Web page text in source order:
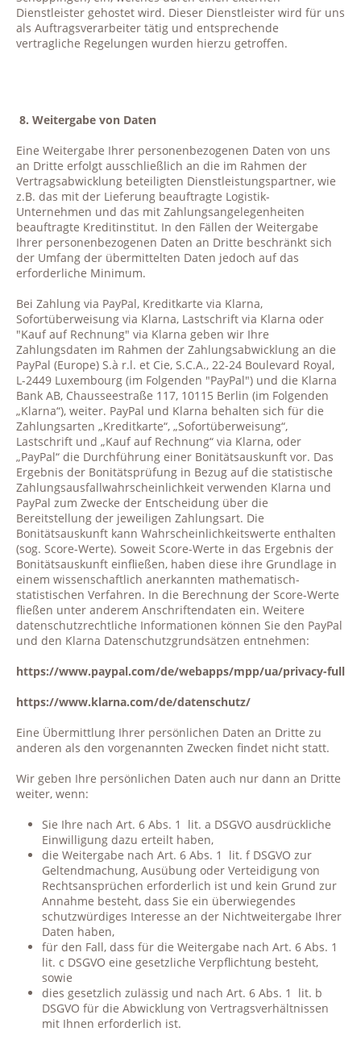
Dienstleister gehostet wird. Dieser Dienstleister wird für uns
als Auftragsverarbeiter tätig und entsprechende
vertragliche Regelungen wurden hierzu getroffen.
8. Weitergabe von Daten
Eine Weitergabe Ihrer personenbezogenen Daten von uns
an Dritte erfolgt ausschließlich an die im Rahmen der
Vertragsabwicklung beteiligten Dienstleistungspartner, wie
z.B. das mit der Lieferung beauftragte Logistik-
Unternehmen und das mit Zahlungsangelegenheiten
beauftragte Kreditinstitut. In den Fällen der Weitergabe
Ihrer personenbezogenen Daten an Dritte beschränkt sich
der Umfang der übermittelten Daten jedoch auf das
erforderliche Minimum.
Bei Zahlung via PayPal, Kreditkarte via Klarna,
Sofortüberweisung via Klarna, Lastschrift via Klarna oder
"Kauf auf Rechnung" via Klarna geben wir Ihre
Zahlungsdaten im Rahmen der Zahlungsabwicklung an die
PayPal (Europe) S.à r.l. et Cie, S.C.A., 22-24 Boulevard Royal,
L-2449 Luxembourg (im Folgenden "PayPal") und die Klarna
Bank AB, Chausseestraße 117, 10115 Berlin (im Folgenden
„Klarna“), weiter. PayPal und Klarna behalten sich für die
Zahlungsarten „Kreditkarte“, „Sofortüberweisung“,
Lastschrift und „Kauf auf Rechnung“ via Klarna, oder
„PayPal“ die Durchführung einer Bonitätsauskunft vor. Das
Ergebnis der Bonitätsprüfung in Bezug auf die statistische
Zahlungsausfallwahrscheinlichkeit verwenden Klarna und
PayPal zum Zwecke der Entscheidung über die
Bereitstellung der jeweiligen Zahlungsart. Die
Bonitätsauskunft kann Wahrscheinlichkeitswerte enthalten
(sog. Score-Werte). Soweit Score-Werte in das Ergebnis der
Bonitätsauskunft einfließen, haben diese ihre Grundlage in
einem wissenschaftlich anerkannten mathematisch-
statistischen Verfahren. In die Berechnung der Score-Werte
fließen unter anderem Anschriftendaten ein. Weitere
datenschutzrechtliche Informationen können Sie den PayPal
und den Klarna Datenschutzgrundsätzen entnehmen:
https://www.paypal.com/de/webapps/mpp/ua/privacy-full
https://www.klarna.com/de/datenschutz/
Eine Übermittlung Ihrer persönlichen Daten an Dritte zu
anderen als den vorgenannten Zwecken findet nicht statt.
Wir geben Ihre persönlichen Daten auch nur dann an Dritte
weiter, wenn:
Sie Ihre nach Art. 6 Abs. 1
lit. a DSGVO ausdrückliche
Einwilligung dazu erteilt haben,
die Weitergabe nach Art. 6 Abs. 1
lit. f DSGVO zur
Geltendmachung, Ausübung oder Verteidigung von
Rechtsansprüchen erforderlich ist und kein Grund zur
Annahme besteht, dass Sie ein überwiegendes
schutzwürdiges Interesse an der Nichtweitergabe Ihrer
Daten haben,
für den Fall, dass für die Weitergabe nach Art. 6 Abs. 1
lit. c DSGVO eine gesetzliche Verpflichtung besteht,
sowie
dies gesetzlich zulässig und nach Art. 6 Abs. 1
lit. b
DSGVO für die Abwicklung von Vertragsverhältnissen
mit Ihnen erforderlich ist.